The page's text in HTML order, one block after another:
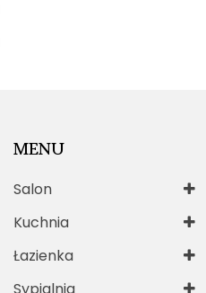
MENU
Salon
Kuchnia
Łazienka